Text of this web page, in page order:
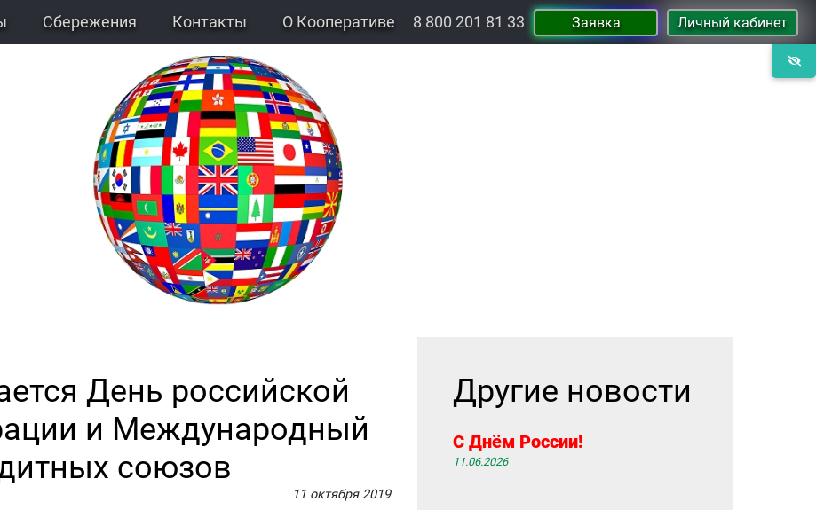
8 800 201 81 33 Заявка Личный кабинет
Сбережения Контакты О Кооперативе
День российской
и Международный
союзов
11 октября 2019
Другие новости
С Днём России!
11.06.2026